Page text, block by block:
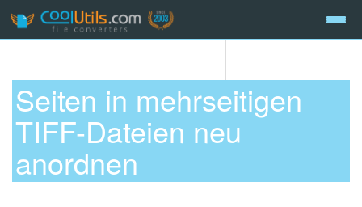
Seiten in mehrseitigen
TIFF-Dateien neu
anordnen